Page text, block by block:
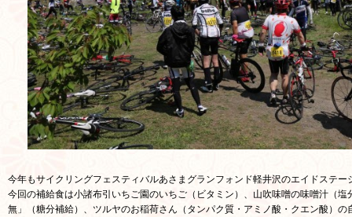
今年もサイクリングフェスティバルあさまグランフォンド軽井沢のエイドステー
今回の補給食は小諸布引いちご園のいちご（ビタミン）、山吹味噌の味噌汁（
無」（糖分補給）、ツルヤのお稲荷さん（タンパク質・アミノ酸・クエン酸）